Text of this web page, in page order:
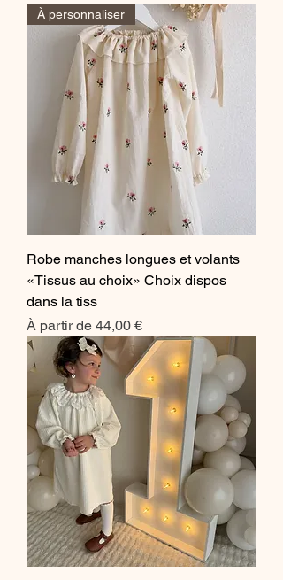
À personnaliser
Robe manches longues et volants
«Tissus au choix» Choix dispos
dans la tiss
À partir de 44,00 €
Prix promotionnel